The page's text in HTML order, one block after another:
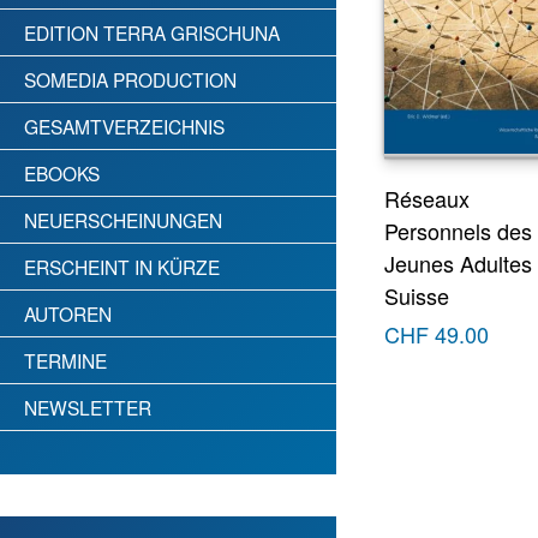
Réseaux
Personnels des
Jeunes Adultes
Suisse
CHF49.00
EDITION TERRA GRISCHUNA
SOMEDIA PRODUCTION
GESAMTVERZEICHNIS
EBOOKS
NEUERSCHEINUNGEN
ERSCHEINT IN KÜRZE
AUTOREN
TERMINE
NEWSLETTER